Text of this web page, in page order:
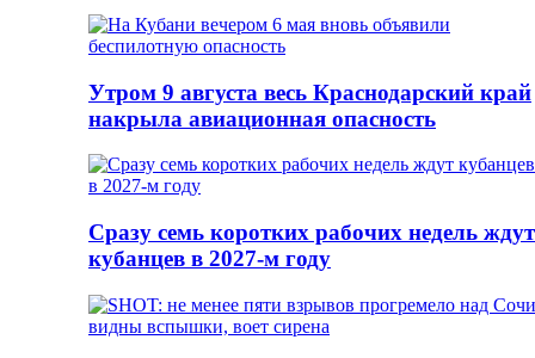
Утром 9 августа весь Краснодарский край
накрыла авиационная опасность
Сразу семь коротких рабочих недель ждут
кубанцев в 2027-м году